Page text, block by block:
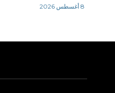
8 أغسطس 2026